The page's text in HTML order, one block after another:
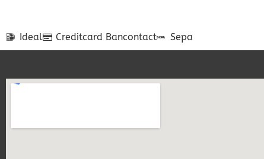
Ideal Creditcard Bancontact Sepa